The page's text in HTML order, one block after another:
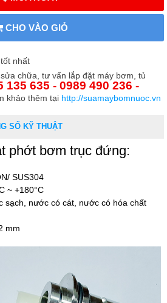
CHO VÀO GIỎ
nhất
chữa, tư vấn lắp đặt máy bơm, tủ
135 635 - 0989 490 236 -
khảo thêm tại http://suamaybomnuoc.vn
SỐ KỸ THUẬT
phớt bơm trục đứng:
SUS304
~ +180°C
sạch, nước có cát, nước có hóa chất
mm